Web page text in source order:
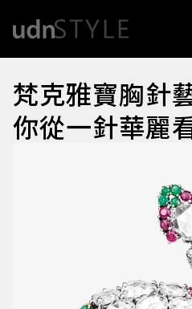
梵克雅寶胸針
你從一針華麗